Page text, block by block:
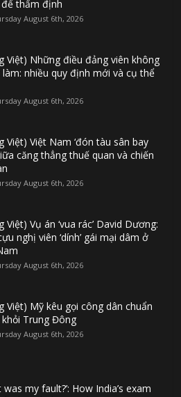
thẩm định
August 6th, 2026
Việt) Những điều đảng viên không
nhiều quy định mới và cụ thể
August 6th, 2026
Việt) Việt Nam ‘đón tàu sân bay
căng thẳng thuế quan và chiến
August 6th, 2026
Việt) Vụ án ‘vua rác’ David Dương:
nghị viên ‘dính’ gái mại dâm ở
August 6th, 2026
Việt) Mỹ kêu gọi công dân chuẩn
Trung Đông
August 6th, 2026
was my fault?’: How India’s exam